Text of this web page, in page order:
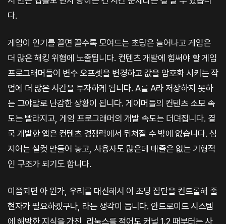
다.
게임이 인기를 끌면 끌수록 모여드는 초딩은 늘어나고 게임은
더 많은 해킹 위협에 노출됩니다. 컨텐츠 개발에 힘써야 할 게임
프로그래머들이 변수 오프셋을 변경하고 값을 암호화 시키는 작
업에 더 많은 시간을 투자하게 됩니다. A를 A라 저장하지 못하
는 그야말로 난감한 상황이 됩니다. 게이머들의 컨텐츠 소모 속
도는 빨라지고, 게임 프로그래머의 개발 속도는 더뎌집니다. 결
국 개발한 앱은 컨텐츠 경쟁력에서 뒤쳐질 수 밖에 없습니다. 심
지어는 실컷 만들어 놓고, 사용자도 많은데 매출은 없는 기형적
인 구조가 되기도 합니다.
이쯤되면 아 뭔가, 우리를 대신해서 이 초딩 집단을 컨트롤해 줄
현자가 필요하겠구나, 라는 생각이 듭니다. 안드로이드 시스템
에 해박한 지식을 가진, 리눅스를 적어도 커널 1.2 때부터는 사